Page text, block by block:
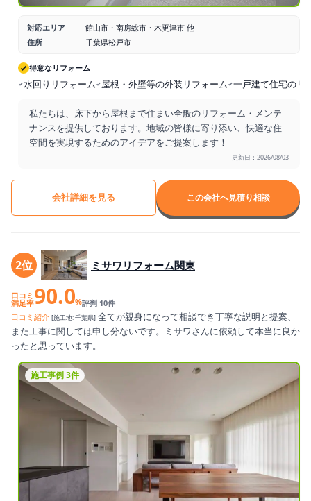
対応エリア
館山市・南房総市・木更津市 他
住所
千葉県松戸市
得意なリフォーム
水回りリフォーム 屋根・外壁等の外装リフォーム 一戸建て住宅のリ
私たちは、床下から屋根まで住まい全般のリフォーム・メンテ
ナンスを提供しております。地域の皆様に寄り添い、快適な住
空間を実現するためのアイデアをご提案します！
更新日：2026/08/03
会社詳細を見る この会社へ見積り相談
2位 ミサワリフォーム関東
口コミ
満足率90.0%評判 10件
口コミ紹介 [施工地: 千葉県] 全てが親身になって相談でき丁寧な説明と提案、
また工事に関しては申し分ないです。ミサワさんに依頼して本当に良か
ったと思っています。
施工事例 3件